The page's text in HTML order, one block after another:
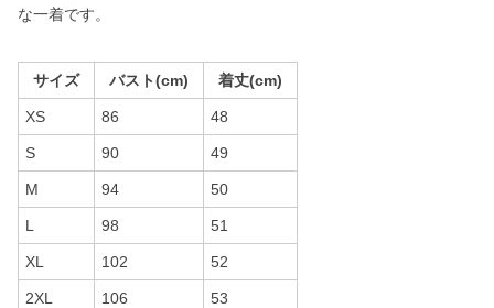
な一着です。
サイズ バスト(cm) 着丈(cm)
XS 86 48
S 90 49
M 94 50
L 98 51
XL 102 52
2XL 106 53